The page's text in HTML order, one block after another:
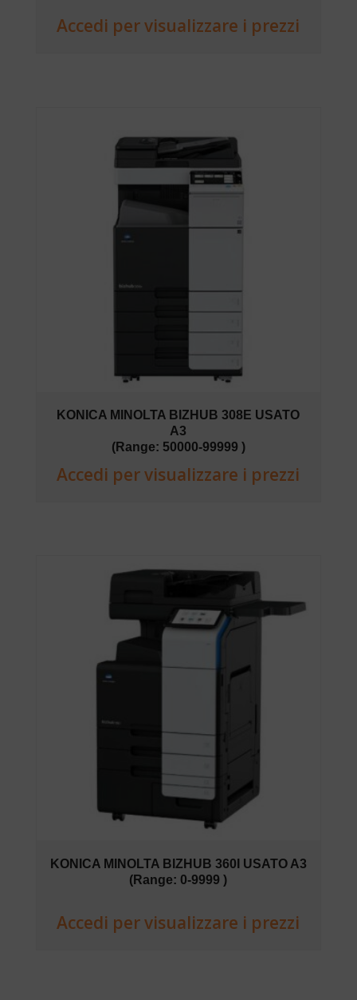
Accedi per visualizzare i prezzi
KONICA MINOLTA BIZHUB 308E USATO
A3
(Range: 50000-99999 )
Accedi per visualizzare i prezzi
KONICA MINOLTA BIZHUB 360I USATO A3
(Range: 0-9999 )
Accedi per visualizzare i prezzi